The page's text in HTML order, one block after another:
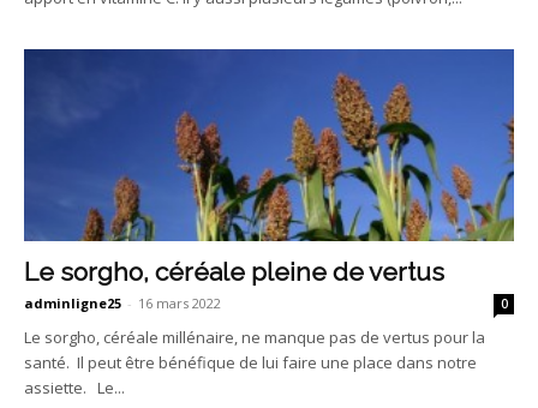
Le sorgho, céréale pleine de vertus
adminligne25 - 16 mars 2022 0
Le sorgho, céréale millénaire, ne manque pas de vertus pour la
santé. Il peut être bénéfique de lui faire une place dans notre
assiette. Le...